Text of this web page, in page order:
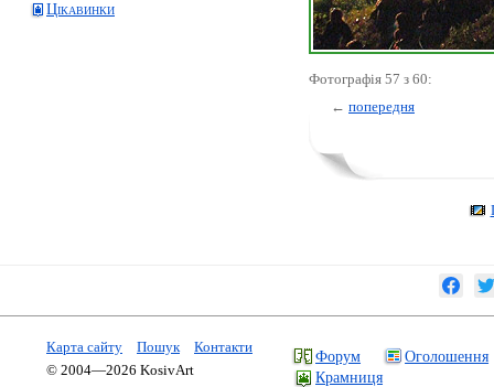
Цікавинки
Фотографія 57 з 60:
← попередня
Карта сайту Пошук
Контакти
© 2004—2026 KosivArt
Форум
Оголошення
Крамниця